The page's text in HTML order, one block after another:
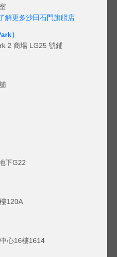
解更多沙田石門旗艦店
）
2 商場 LG25 號鋪
下G22
120A
心16樓1614